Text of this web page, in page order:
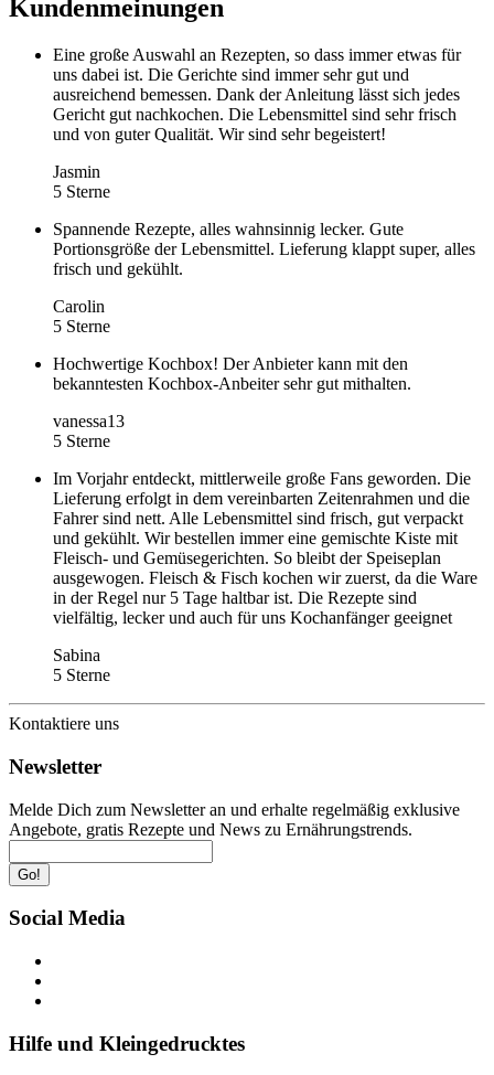
Kundenmeinungen
Eine große Auswahl an Rezepten, so dass immer etwas für
uns dabei ist. Die Gerichte sind immer sehr gut und
ausreichend bemessen. Dank der Anleitung lässt sich jedes
Gericht gut nachkochen. Die Lebensmittel sind sehr frisch
und von guter Qualität. Wir sind sehr begeistert!
Jasmin
5 Sterne
Spannende Rezepte, alles wahnsinnig lecker. Gute
Portionsgröße der Lebensmittel. Lieferung klappt super, alles
frisch und gekühlt.
Carolin
5 Sterne
Hochwertige Kochbox! Der Anbieter kann mit den
bekanntesten Kochbox-Anbeiter sehr gut mithalten.
vanessa13
5 Sterne
Im Vorjahr entdeckt, mittlerweile große Fans geworden. Die
Lieferung erfolgt in dem vereinbarten Zeitenrahmen und die
Fahrer sind nett. Alle Lebensmittel sind frisch, gut verpackt
und gekühlt. Wir bestellen immer eine gemischte Kiste mit
Fleisch- und Gemüsegerichten. So bleibt der Speiseplan
ausgewogen. Fleisch & Fisch kochen wir zuerst, da die Ware
in der Regel nur 5 Tage haltbar ist. Die Rezepte sind
vielfältig, lecker und auch für uns Kochanfänger geeignet
Sabina
5 Sterne
Kontaktiere uns
Newsletter
Melde Dich zum Newsletter an und erhalte regelmäßig exklusive
Angebote, gratis Rezepte und News zu Ernährungstrends.
Go!
Social Media
Hilfe und Kleingedrucktes